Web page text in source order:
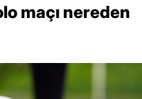
maçı nereden